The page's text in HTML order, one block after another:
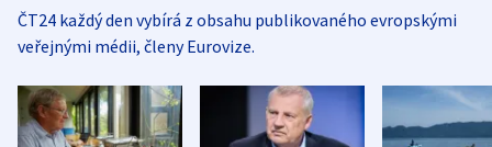
ČT24 každý den vybírá z obsahu publikovaného evropskými
veřejnými médii, členy Eurovize.